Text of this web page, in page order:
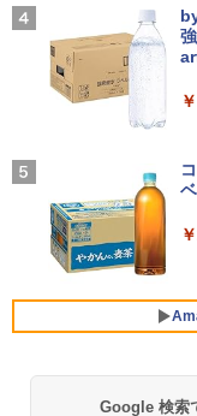
Google 検索